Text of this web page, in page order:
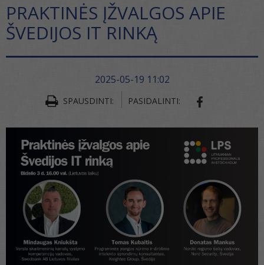
PRAKTINĖS ĮŽVALGOS APIE
ŠVEDIJOS IT RINKĄ
2025-05-19 11:02
SPAUSDINTI: PASIDALINTI: